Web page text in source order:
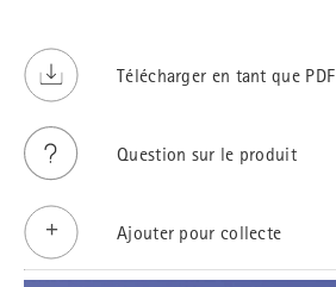
Télécharger en tant que PDF
Question sur le produit
Ajouter pour collecte